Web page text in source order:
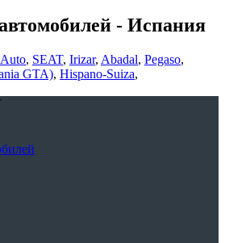
- Испания
, SEAT, Irizar, Abadal, Pegaso,
GTA), Hispano-Suiza,